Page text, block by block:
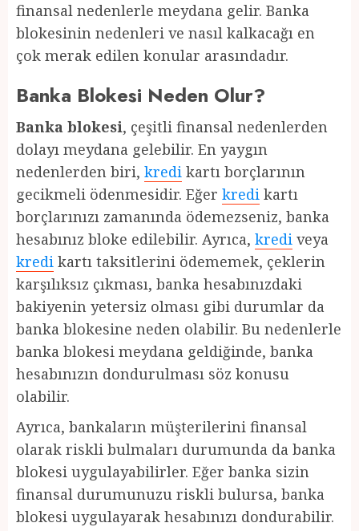
finansal nedenlerle meydana gelir. Banka
blokesinin nedenleri ve nasıl kalkacağı en
çok merak edilen konular arasındadır.
Banka Blokesi Neden Olur?
Banka blokesi, çeşitli finansal nedenlerden
dolayı meydana gelebilir. En yaygın
nedenlerden biri, kredi kartı borçlarının
gecikmeli ödenmesidir. Eğer kredi kartı
borçlarınızı zamanında ödemezseniz, banka
hesabınız bloke edilebilir. Ayrıca, kredi veya
kredi kartı taksitlerini ödememek, çeklerin
karşılıksız çıkması, banka hesabınızdaki
bakiyenin yetersiz olması gibi durumlar da
banka blokesine neden olabilir. Bu nedenlerle
banka blokesi meydana geldiğinde, banka
hesabınızın dondurulması söz konusu
olabilir.
Ayrıca, bankaların müşterilerini finansal
olarak riskli bulmaları durumunda da banka
blokesi uygulayabilirler. Eğer banka sizin
finansal durumunuzu riskli bulursa, banka
blokesi uygulayarak hesabınızı dondurabilir.